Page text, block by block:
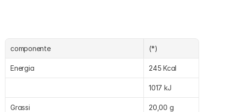
componente (*)
Energia 245 Kcal
1017 kJ
Grassi 20,00 g